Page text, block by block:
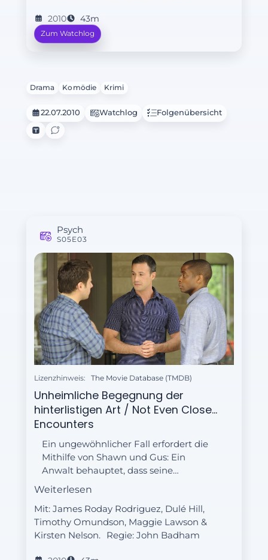
2010 43m
Zum Watchlog
Drama Komödie Krimi
22.07.2010 Watchlog Folgenübersicht
Psych
S05E03
Lizenzhinweis: The Movie Database (TMDB)
Unheimliche Begegnung der
hinterlistigen Art / Not Even Close...
Encounters
Ein ungewöhnlicher Fall erfordert die
Mithilfe von Shawn und Gus: Ein
Anwalt behauptet, dass seine
Assistentin von Außerirdischen
Weiterlesen
Mit: James Roday Rodriguez, Dulé Hill,
Timothy Omundson, Maggie Lawson &
Kirsten Nelson.
Regie: John Badham